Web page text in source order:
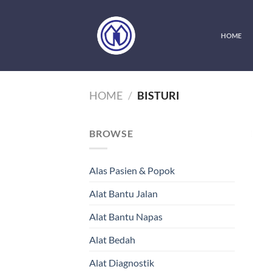
HOME
HOME / BISTURI
BROWSE
Alas Pasien & Popok
Alat Bantu Jalan
Alat Bantu Napas
Alat Bedah
Alat Diagnostik